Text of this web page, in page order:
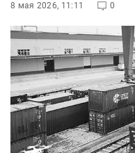
8 мая 2026, 11:11 0